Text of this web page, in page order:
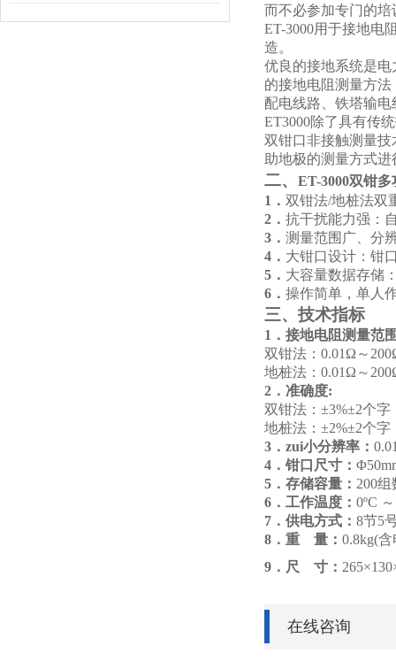
而不必参加专门的
ET-3000用于接地电
造。
优良的接地系统是
的接地电阻测量方
配电线路、铁塔输
ET3000除了具有传
双钳口非接触测量
助地极的测量方式进
二、 ET-3000双钳
1． 双钳法/地桩法双
2． 抗干扰能力强：
3． 测量范围广、分
4． 大钳口设计：钳
5． 大容量数据存储
6． 操作简单，单人
三、技术指标
1．接地电阻测量范
双钳法：0.01Ω～
地桩法：0.01Ω～
2．准确度:
双钳法：±3%±2个字
地桩法：±2%±2个字
3．zui小分辨率：
4．钳口尺寸：
5．存储容量： 200组
6．工作温度： 0ºC
7．供电方式： 8节5
8．重 量： 0.8kg(
9．尺 寸：
在线咨询